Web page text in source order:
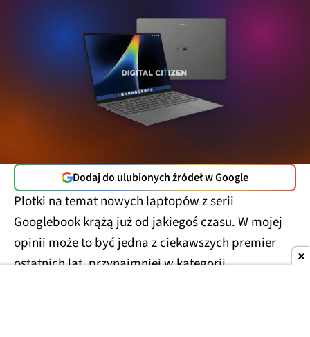
Dodaj do ulubionych źródeł w Google
Plotki na temat nowych laptopów z serii
Googlebook krążą już od jakiegoś czasu. W mojej
opinii może to być jedna z ciekawszych premier
ostatnich lat, przynajmniej w kategorii